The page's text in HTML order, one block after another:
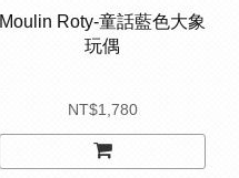
Moulin Roty-童話藍色大象
玩偶
NT$1,780